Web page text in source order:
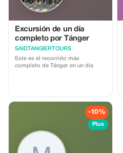
Excursión de un día
completo por Tánger
SAIDTANGIERTOURS
Este es el recorrido más
completo de Tánger en un día
-10%
Plus